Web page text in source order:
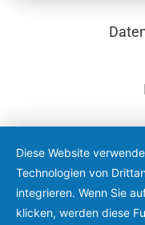
Diese Website
Technologien von
integrieren. Wenn Sie
klicken, werden diese